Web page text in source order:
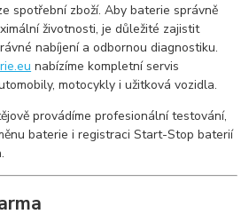
spotřební zboží. Aby baterie správně
životnosti, je důležité zajistit
nabíjení a odbornou diagnostiku.
nabízíme kompletní servis
motocykly i užitková vozidla.
provádíme profesionální testování,
baterie i registraci Start-Stop baterií